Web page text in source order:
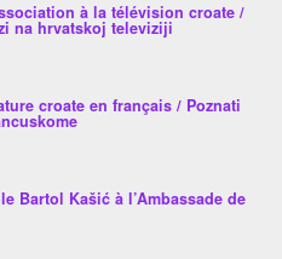
à la télévision croate /
na hrvatskoj televiziji
croate en français / Poznati
Bartol Kašić à l’Ambassade de